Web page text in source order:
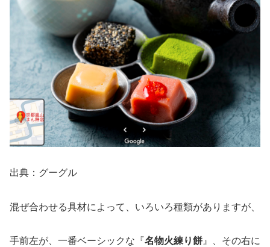
出典：グーグル
混ぜ合わせる具材によって、いろいろ種類がありますが、
手前左が、一番ベーシックな『名物火練り餅 』、その右に